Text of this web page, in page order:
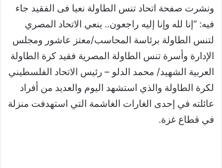
ونشرت صفحة اتحاد تنس الطاولة نعيا فى الفقيد جاء
فيه: “إنا لله وإنا إليه راجعون.. ينعي الاتحاد المصري
لتنس الطاولة برئاسة المحاسب/معتز عاشور ومجلس
الإدارة وأسرة تنس الطاولة المصرية فقيد كرة الطاولة
العربية الشهيد/ محمد الدلو – رئيس الاتحاد الفلسطيني
لكرة الطاولة والذي استشهد اليوم والعديد من أفراد
عائلته في إحدى الغارات الغاشمة التي استهدفت منزلة
في قطاع غزة.